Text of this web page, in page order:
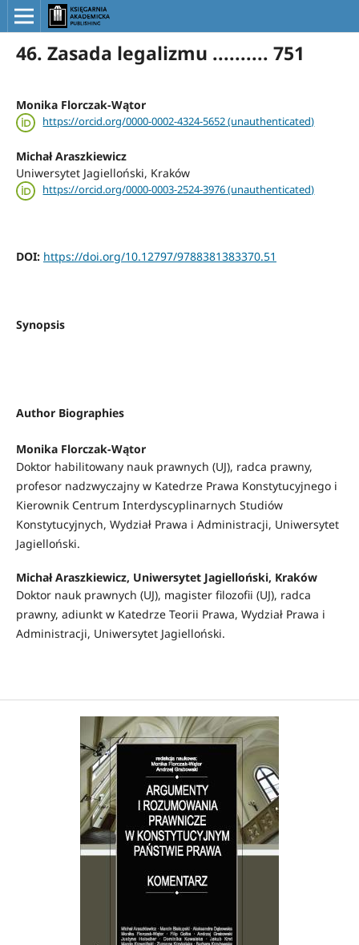
46. Zasada legalizmu .......... 751
Monika Florczak-Wątor
https://orcid.org/0000-0002-4324-5652 (unauthenticated)
Michał Araszkiewicz
Uniwersytet Jagielloński, Kraków
https://orcid.org/0000-0003-2524-3976 (unauthenticated)
DOI: https://doi.org/10.12797/9788381383370.51
Synopsis
Author Biographies
Monika Florczak-Wątor
Doktor habilitowany nauk prawnych (UJ), radca prawny,
profesor nadzwyczajny w Katedrze Prawa Konstytucyjnego i
Kierownik Centrum Interdyscyplinarnych Studiów
Konstytucyjnych, Wydział Prawa i Administracji, Uniwersytet
Jagielloński.
Michał Araszkiewicz, Uniwersytet Jagielloński, Kraków
Doktor nauk prawnych (UJ), magister filozofii (UJ), radca
prawny, adiunkt w Katedrze Teorii Prawa, Wydział Prawa i
Administracji, Uniwersytet Jagielloński.